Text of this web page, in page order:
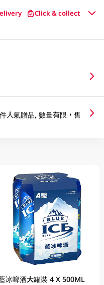
Click & collect
人氣贈品, 數量有限，售
冰啤酒大罐裝 4 X 500ML